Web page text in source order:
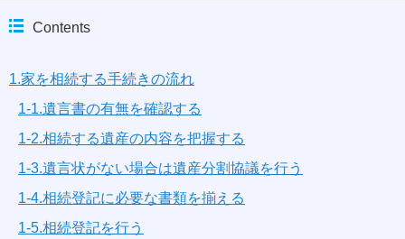
Contents
1.家を相続する手続きの流れ
1-1.遺言書の有無を確認する
1-2.相続する遺産の内容を把握する
1-3.遺言状がない場合は遺産分割協議を行う
1-4.相続登記に必要な書類を揃える
1-5.相続登記を行う